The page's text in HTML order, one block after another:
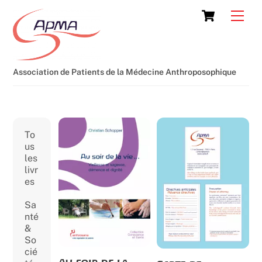
content
Cart
Association de Patients de la Médecine Anthroposophique
To
us
les
livr
es
Sa
nté
&
So
cié